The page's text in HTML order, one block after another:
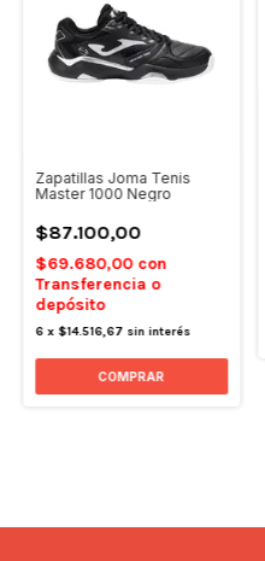
Zapatillas Joma Tenis
Master 1000 Negro
$87.100,00
$69.680,00 con
Transferencia o
depósito
6 x $14.516,67 sin interés
COMPRAR